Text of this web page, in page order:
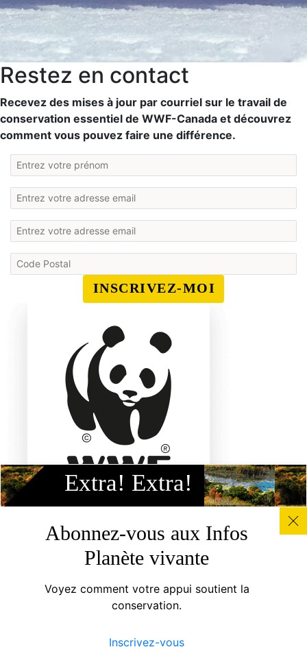
Extra! Extra!
Abonnez-vous aux Infos
Planète vivante
Voyez comment votre appui soutient la
conservation.
Inscrivez-vous
Restez en contact
Recevez des mises à jour par courriel sur le travail de
conservation essentiel de WWF-Canada et découvrez
comment vous pouvez faire une différence.
INSCRIVEZ-MOI
Nous joindre
Conditions d’utilisation
Politique de confidentialité